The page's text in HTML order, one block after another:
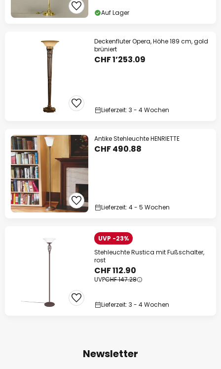
Auf Lager
Deckenfluter Opera, Höhe 189 cm, gold
brüniert
CHF 1’253.09
Lieferzeit: 3 - 4 Wochen
Antike Stehleuchte HENRIETTE
CHF 490.88
Lieferzeit: 4 - 5 Wochen
UVP -23%
Stehleuchte Rustica mit Fußschalter,
rost
CHF 112.90
UVPCHF 147.28
Lieferzeit: 3 - 4 Wochen
Newsletter